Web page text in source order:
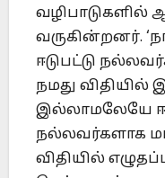
வழிபாடுகளில்
வருகின்றனர்.
ஈடுபட்டு
நமது விதியில்
இல்லாமலேயே
நல்லவர்களாக
விதியில்